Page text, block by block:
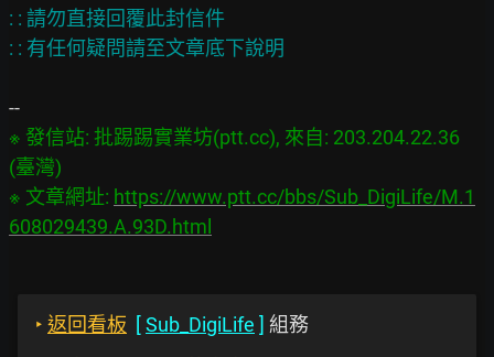
: : 請勿直接回覆此封信件
※ 發信站: 批踢踢實業坊(ptt.cc), 來自: 203.204.22.36
(臺灣)
※ 文章網址: https://www.ptt.cc/bbs/Sub_DigiLife/M.1
608029439.A.93D.html
‣ 返回看板 [Sub_DigiLife ] 組務